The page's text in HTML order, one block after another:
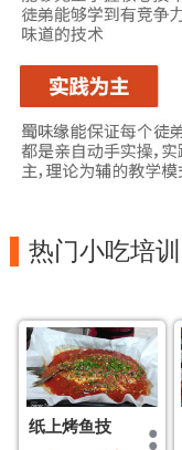
热门小吃培训
纸上烤鱼技